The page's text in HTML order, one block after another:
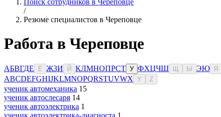
Поиск сотрудников в Череповце
/
Резюме специалистов в Череповце
Работа в Череповце
АБВГДЕ Ё ЖЗИ Й КЛМНОПРСТ У ФХЦЧШ Ы ЭЮ Я
ABCDEFGHIJKLMNOPQRSTUVWX Y Z
ученик автомеханика 15
ученик автослесаря 14
ученик автоэлектрика 1
ученик автоэлектрика-диагноста 1